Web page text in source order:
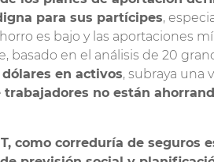
Seguro para Patinete
para sus partícipes,
es bajo y las aportaciones
basado en el análisis de 20
en activos, subraya una
trabajadores no están
como correduría de seguros